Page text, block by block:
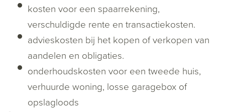
kosten voor een spaarrekening,
verschuldigde rente en transactiekosten.
advieskosten bij het kopen of verkopen van
aandelen en obligaties.
onderhoudskosten voor een tweede huis,
verhuurde woning, losse garagebox of
opslagloods